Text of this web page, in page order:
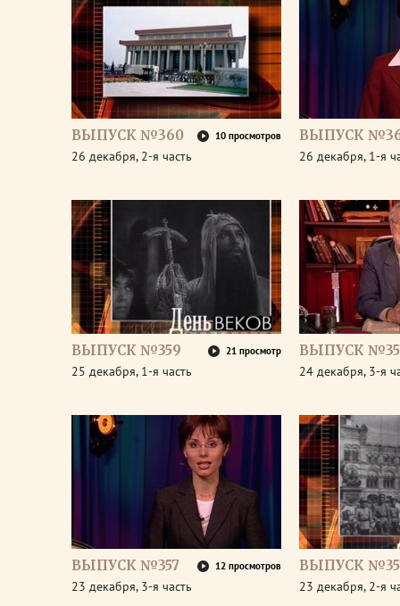
ВЫПУСК №360 10 просмотров
26 декабря, 2-я часть
ВЫПУСК
26 декабря, 1-я
ВЫПУСК №359 21 просмотр
25 декабря, 1-я часть
ВЫПУСК
24 декабря, 3-я
ВЫПУСК №357 12 просмотров
23 декабря, 3-я часть
ВЫПУСК
23 декабря, 2-я